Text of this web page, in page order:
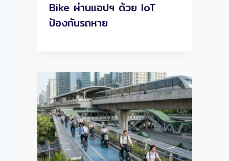
Bike ผ่านแอปฯ ด้วย IoT
ป้องกันรถหาย